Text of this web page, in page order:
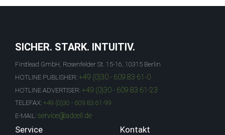
SICHER. STARK. INTUITIV.
Firstlead GmbH, Rosenfelder St. 15-16, 10315 Berlin
HOTLINE PUBLISHER: +49 (0)30 - 609 83 61-0
HOTLINE ADVERTISER: +49 (0)30 - 609 83 61-23
TELEFAX: +49 (0)30 - 609 83 61-99
E-MAIL: service@adcell.de
Service Kontakt